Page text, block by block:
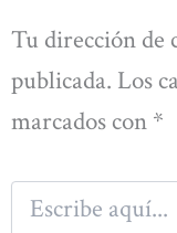
Tu dirección de
publicada. Los
marcados con *
Escribe
aquí...